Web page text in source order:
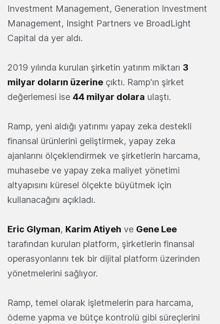
Investment Management, Generation Investment
Management, Insight Partners ve BroadLight
Capital da yer aldı.
2019 yılında kurulan şirketin yatırım miktarı 3
milyar doların üzerine çıktı. Ramp'ın şirket
değerlemesi ise 44 milyar dolara ulaştı.
Ramp, yeni aldığı yatırımı yapay zeka destekli
finansal ürünlerini geliştirmek, yapay zeka
ajanlarını ölçeklendirmek ve şirketlerin harcama,
muhasebe ve yapay zeka maliyet yönetimi
altyapısını küresel ölçekte büyütmek için
kullanacağını açıkladı.
Eric Glyman, Karim Atiyeh ve Gene Lee
tarafından kurulan platform, şirketlerin finansal
operasyonlarını tek bir dijital platform üzerinden
yönetmelerini sağlıyor.
Ramp, temel olarak işletmelerin para harcama,
ödeme yapma ve bütçe kontrolü gibi süreçlerini